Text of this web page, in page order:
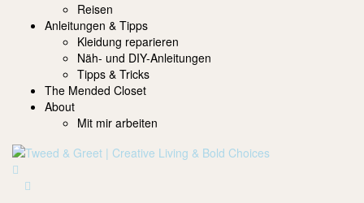
Reisen
Anleitungen & Tipps
Kleidung reparieren
Näh- und DIY-Anleitungen
Tipps & Tricks
The Mended Closet
About
Mit mir arbeiten